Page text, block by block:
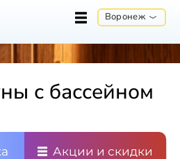
Воронеж
с бассейном
Акции и скидки